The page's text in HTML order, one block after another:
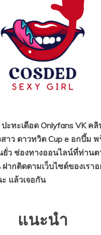
ะทะเดือด Onlyfans VK ค
าว ดาวทวิต Cup e อกบึ้ม
ยั่ว ช่องทางออนไลน์ที่ท่าน
ฝากติดตามเว็บไซต์ของเราอ
แล้วเจอกัน
แนะนำ